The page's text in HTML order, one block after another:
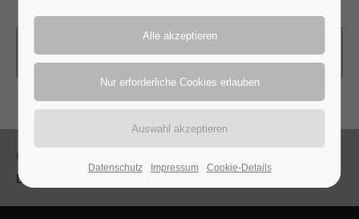
zurück
© 2026 - Radfahrverein Concordia Trieb e.V.
Datenschutzordnung
Datenschutz Impressum Cookie-Details